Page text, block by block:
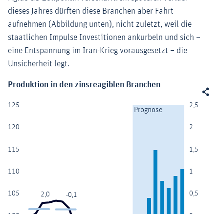
dieses Jahres dürften diese Branchen aber Fahrt
aufnehmen (Abbildung unten), nicht zuletzt, weil die
staatlichen Impulse Investitionen ankurbeln und sich –
eine Entspannung im Iran-Krieg vorausgesetzt – die
Unsicherheit legt.